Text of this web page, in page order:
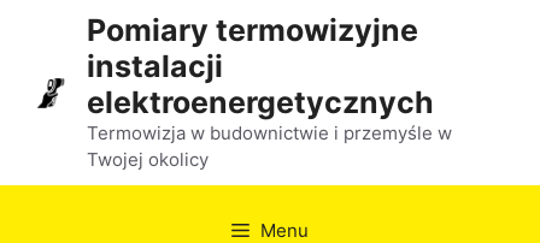
treści
Pomiary termowizyjne
instalacji
elektroenergetycznych
Termowizja w budownictwie i przemyśle w
Twojej okolicy
Menu